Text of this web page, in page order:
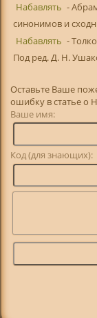
Набавлять -
синонимов и
Набавлять -
Под ред. Д. Н.
Оставьте Ваше
ошибку в статье о
Ваше имя:
Код (для знающих):